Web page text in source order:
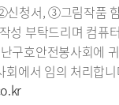
청서, ③그림작품 함
성 부탁드리며 컴퓨
구호안전봉사회에
회에서 임의 처리합